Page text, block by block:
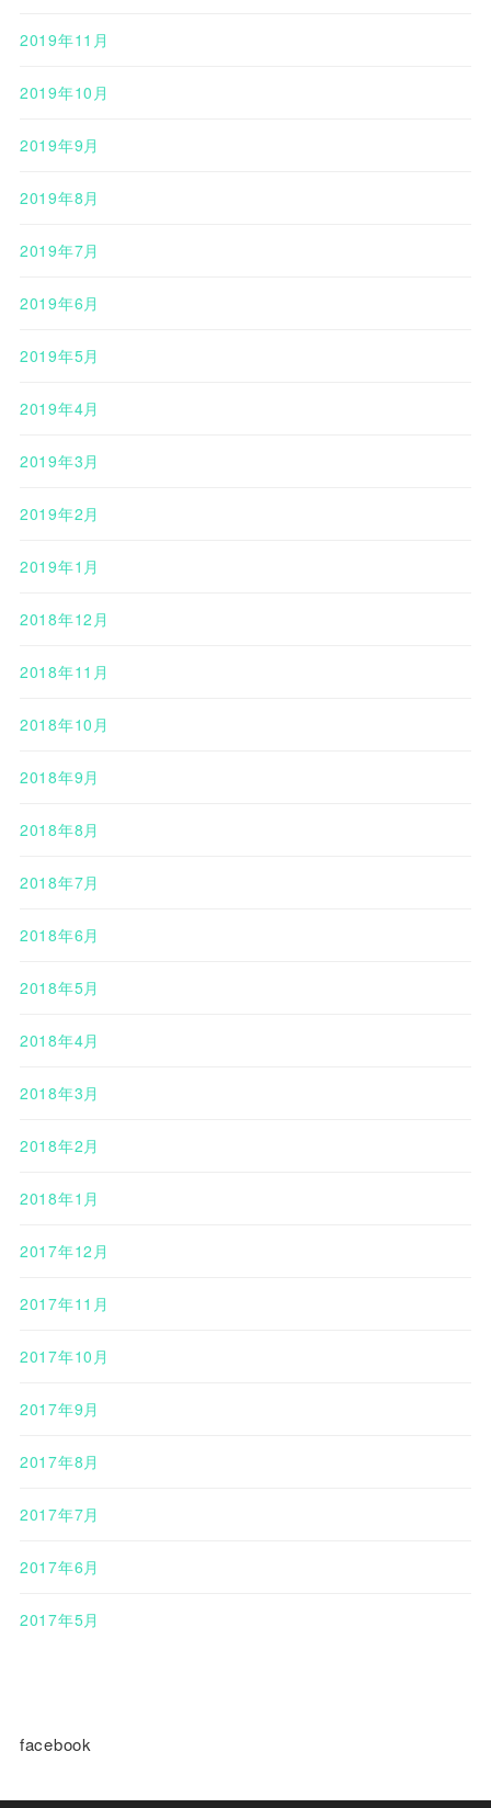
2019年11月
2019年10月
2019年9月
2019年8月
2019年7月
2019年6月
2019年5月
2019年4月
2019年3月
2019年2月
2019年1月
2018年12月
2018年11月
2018年10月
2018年9月
2018年8月
2018年7月
2018年6月
2018年5月
2018年4月
2018年3月
2018年2月
2018年1月
2017年12月
2017年11月
2017年10月
2017年9月
2017年8月
2017年7月
2017年6月
2017年5月
facebook